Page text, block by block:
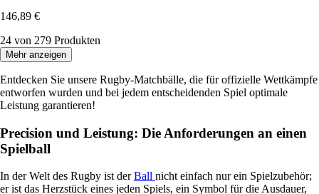
146,89 €
24 von 279 Produkten
Mehr anzeigen
Entdecken Sie unsere Rugby-Matchbälle, die für offizielle Wettkämpfe
entworfen wurden und bei jedem entscheidenden Spiel optimale
Leistung garantieren!
Precision und Leistung: Die Anforderungen an einen
Spielball
In der Welt des Rugby ist derBall nicht einfach nur ein Spielzubehör;
er ist das Herzstück eines jeden Spiels, ein Symbol für die Ausdauer,